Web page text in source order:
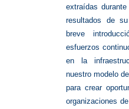
extraídas
resultados de
breve
esfuerzos
en la
nuestro modelo
para crear
organizaciones